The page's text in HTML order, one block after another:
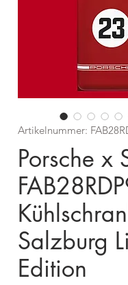
Artikelnummer:
Porsche x
Salzburg
Edition